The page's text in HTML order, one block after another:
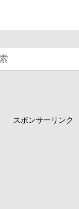
スポンサーリンク